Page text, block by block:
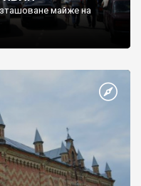
майже на